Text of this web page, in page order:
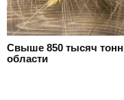
Свыше 850 тысяч
области